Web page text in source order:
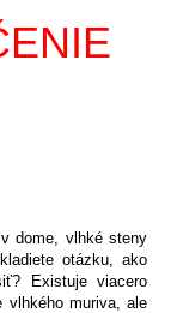
dome, vlhké steny
otázku, ako
Existuje viacero
vlhkého muriva, ale